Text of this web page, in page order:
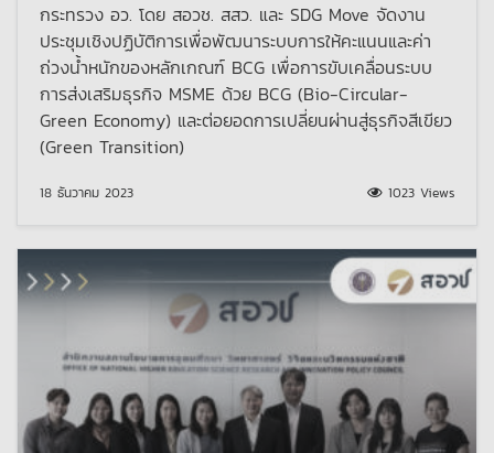
กระทรวง อว. โดย สอวช. สสว. และ SDG Move จัดงาน
ประชุมเชิงปฏิบัติการเพื่อพัฒนาระบบการให้คะแนนและค่า
ถ่วงน้ำหนักของหลักเกณฑ์ BCG เพื่อการขับเคลื่อนระบบ
การส่งเสริมธุรกิจ MSME ด้วย BCG (Bio-Circular-
Green Economy) และต่อยอดการเปลี่ยนผ่านสู่ธุรกิจสีเขียว
(Green Transition)
18 ธันวาคม 2023 1023 Views